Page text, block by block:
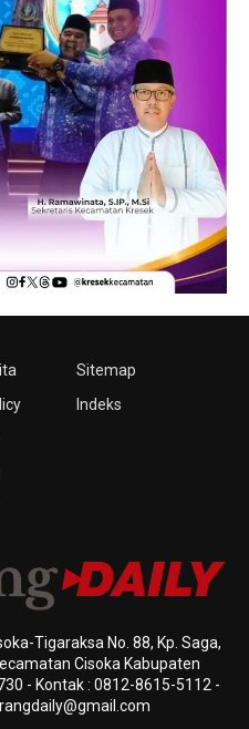
Sitemap
Indeks
Tigaraksa No. 88, Kp. Saga,
Cisoka Kabupaten
- Kontak : 0812-8615-5112 -